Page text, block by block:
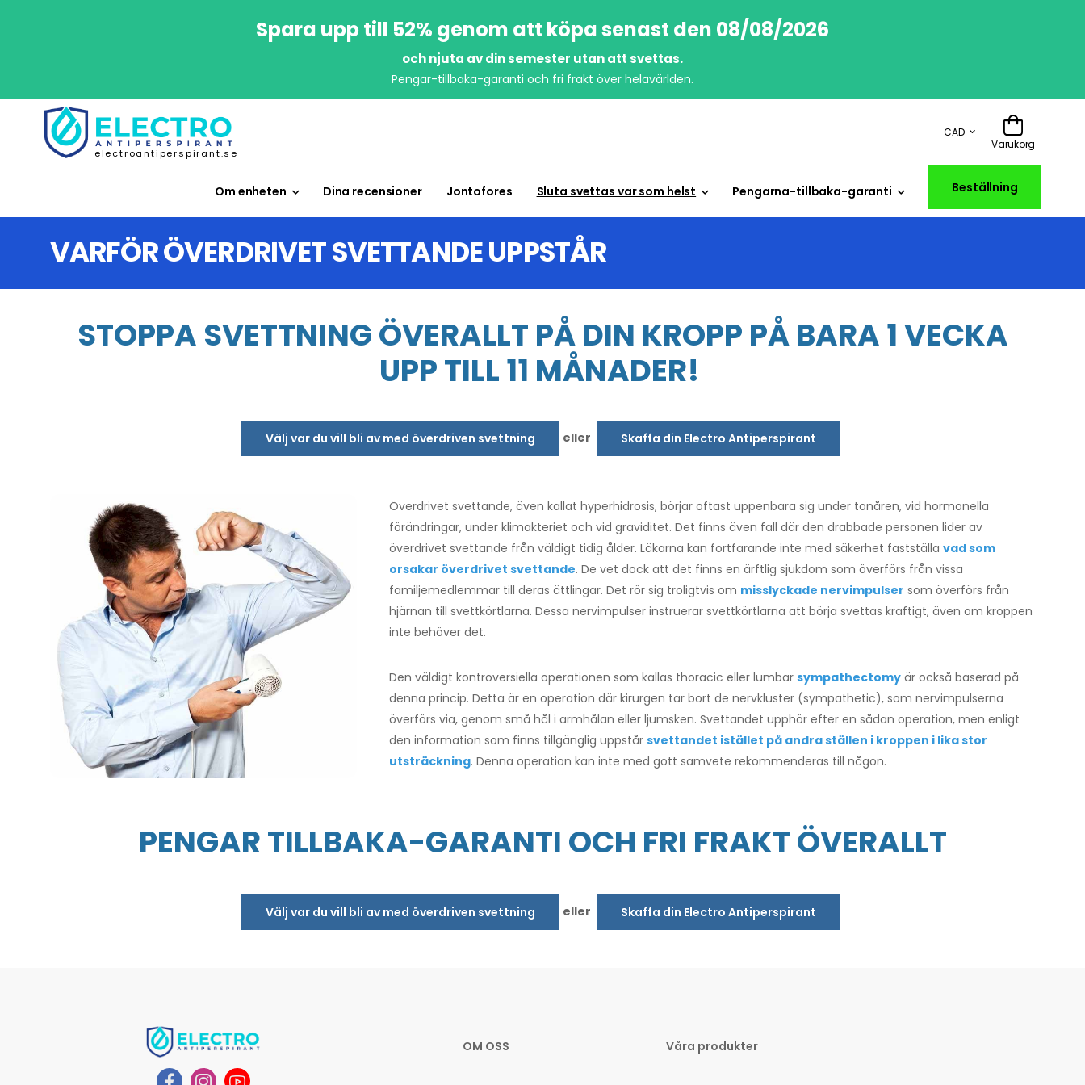
Spara upp till 52% genom att köpa senast den 08/08/2026
och njuta av din semester utan att svettas.
Pengar-tillbaka-garanti och fri frakt över helavärlden.
electroantiperspirant.se
CAD
Varukorg
Om enheten Dina recensioner Jontofores Sluta svettas var som helst Pengarna-tillbaka-garanti Beställning
VARFÖR ÖVERDRIVET SVETTANDE UPPSTÅR
STOPPA SVETTNING ÖVERALLT PÅ DIN KROPP PÅ BARA 1 VECKA
UPP TILL 11 MÅNADER!
Välj var du vill bli av med överdriven svettning eller Skaffa din Electro Antiperspirant
Överdrivet svettande, även kallat hyperhidrosis, börjar oftast uppenbara sig under tonåren, vid hormonella
förändringar, under klimakteriet och vid graviditet. Det finns även fall där den drabbade personen lider av
överdrivet svettande från väldigt tidig ålder. Läkarna kan fortfarande inte med säkerhet fastställa vad som
orsakar överdrivet svettande. De vet dock att det finns en ärftlig sjukdom som överförs från vissa
familjemedlemmar till deras ättlingar. Det rör sig troligtvis om misslyckade nervimpulser som överförs från
hjärnan till svettkörtlarna. Dessa nervimpulser instruerar svettkörtlarna att börja svettas kraftigt, även om kroppen
inte behöver det.
Den väldigt kontroversiella operationen som kallas thoracic eller lumbar sympathectomyär också baserad på
denna princip. Detta är en operation där kirurgen tar bort de nervkluster (sympathetic), som nervimpulserna
överförs via, genom små hål i armhålan eller ljumsken. Svettandet upphör efter en sådan operation, men enligt
den information som finns tillgänglig uppstår svettandet istället på andra ställen i kroppen i lika stor
utsträckning. Denna operation kan inte med gott samvete rekommenderas till någon.
PENGAR TILLBAKA-GARANTI OCH FRI FRAKT ÖVERALLT
Välj var du vill bli av med överdriven svettning eller Skaffa din Electro Antiperspirant
OM OSS Våra produkter